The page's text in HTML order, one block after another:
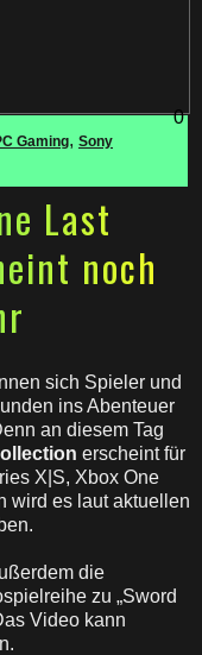
Gaming, Sony
0
Last
noch
sich Spieler und
ins Abenteuer
an diesem Tag
erscheint für
X|S, Xbox One
wird es laut aktuellen
die
zu „Sword
Video kann